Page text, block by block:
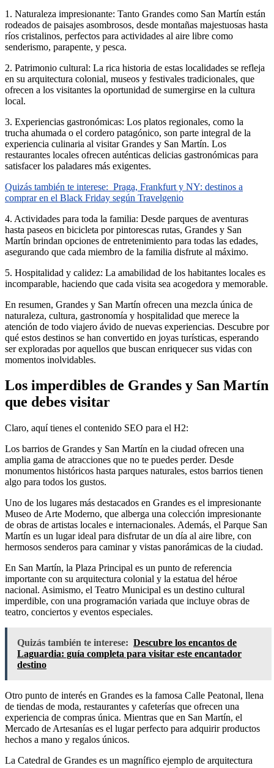
1. Naturaleza impresionante: Tanto Grandes como San Martín están
rodeados de paisajes asombrosos, desde montañas majestuosas hasta
ríos cristalinos, perfectos para actividades al aire libre como
senderismo, parapente, y pesca.
2. Patrimonio cultural: La rica historia de estas localidades se refleja
en su arquitectura colonial, museos y festivales tradicionales, que
ofrecen a los visitantes la oportunidad de sumergirse en la cultura
local.
3. Experiencias gastronómicas: Los platos regionales, como la
trucha ahumada o el cordero patagónico, son parte integral de la
experiencia culinaria al visitar Grandes y San Martín. Los
restaurantes locales ofrecen auténticas delicias gastronómicas para
satisfacer los paladares más exigentes.
Quizás también te interese: Praga, Frankfurt y NY: destinos a
comprar en el Black Friday según Travelgenio
4. Actividades para toda la familia: Desde parques de aventuras
hasta paseos en bicicleta por pintorescas rutas, Grandes y San
Martín brindan opciones de entretenimiento para todas las edades,
asegurando que cada miembro de la familia disfrute al máximo.
5. Hospitalidad y calidez: La amabilidad de los habitantes locales es
incomparable, haciendo que cada visita sea acogedora y memorable.
En resumen, Grandes y San Martín ofrecen una mezcla única de
naturaleza, cultura, gastronomía y hospitalidad que merece la
atención de todo viajero ávido de nuevas experiencias. Descubre por
qué estos destinos se han convertido en joyas turísticas, esperando
ser exploradas por aquellos que buscan enriquecer sus vidas con
momentos inolvidables.
Los imperdibles de Grandes y San Martín
que debes visitar
Claro, aquí tienes el contenido SEO para el H2:
Los barrios de Grandes y San Martín en la ciudad ofrecen una
amplia gama de atracciones que no te puedes perder. Desde
monumentos históricos hasta parques naturales, estos barrios tienen
algo para todos los gustos.
Uno de los lugares más destacados en Grandes es el impresionante
Museo de Arte Moderno, que alberga una colección impresionante
de obras de artistas locales e internacionales. Además, el Parque San
Martín es un lugar ideal para disfrutar de un día al aire libre, con
hermosos senderos para caminar y vistas panorámicas de la ciudad.
En San Martín, la Plaza Principal es un punto de referencia
importante con su arquitectura colonial y la estatua del héroe
nacional. Asimismo, el Teatro Municipal es un destino cultural
imperdible, con una programación variada que incluye obras de
teatro, conciertos y eventos especiales.
Quizás también te interese: Descubre los encantos de
Laguardia: guía completa para visitar este encantador
destino
Otro punto de interés en Grandes es la famosa Calle Peatonal, llena
de tiendas de moda, restaurantes y cafeterías que ofrecen una
experiencia de compras única. Mientras que en San Martín, el
Mercado de Artesanías es el lugar perfecto para adquirir productos
hechos a mano y regalos únicos.
La Catedral de Grandes es un magnífico ejemplo de arquitectura